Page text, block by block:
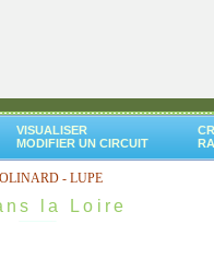
VISUALISER
MODIFIER UN CIRCUIT
- LUPE
la Loire